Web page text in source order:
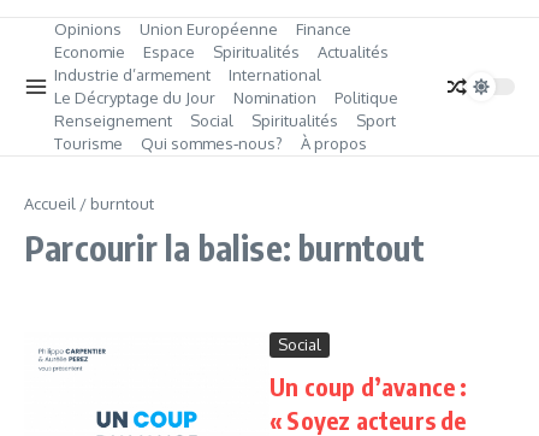
Opinions Union Européenne
Finance
Economie
Espace Spiritualités
Actualités
Industrie d’armement
International
Le Décryptage du Jour
Nomination
Politique
Renseignement
Social Spiritualités
Sport
Tourisme
Qui sommes‑nous? À propos
Accueil / burntout
Parcourir la balise: burntout
Social
Un coup d’avance :
« Soyez acteurs de